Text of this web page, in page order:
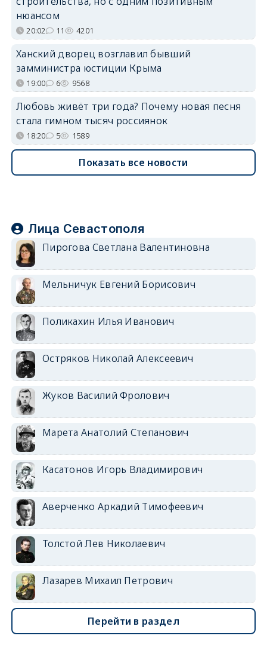
нюансом
20:02 11 4201
Ханский дворец возглавил бывший
замминистра юстиции Крыма
19:00 6 9568
Любовь живёт три года? Почему новая песня
стала гимном тысяч россиянок
18:20 5 1589
Показать все новости
Лица Севастополя
Пирогова Светлана Валентиновна
Мельничук Евгений Борисович
Поликахин Илья Иванович
Остряков Николай Алексеевич
Жуков Василий Фролович
Марета Анатолий Степанович
Касатонов Игорь Владимирович
Аверченко Аркадий Тимофеевич
Толстой Лев Николаевич
Лазарев Михаил Петрович
Перейти в раздел